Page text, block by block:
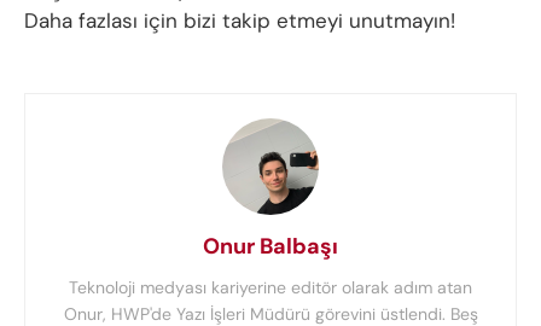
Daha fazlası için bizi takip etmeyi unutmayın!
Onur Balbaşı
Teknoloji medyası kariyerine editör olarak adım atan
Onur, HWP'de Yazı İşleri Müdürü görevini üstlendi. Beş